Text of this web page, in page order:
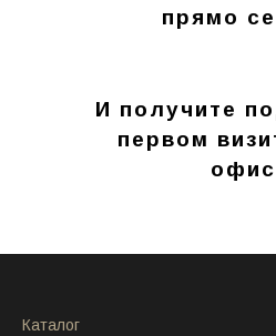
прямо
И получите
первом
Каталог